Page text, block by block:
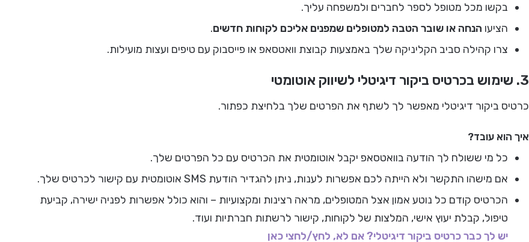
בקשו מכל מטופל לספר לחברים ולמשפחה עליך.
הציעו הנחה או שובר הטבה למטופלים שמפנים אליכם לקוחות חדשים.
צרו קהילה סביב הקליניקה שלך באמצעות קבוצת וואטסאפ או פייסבוק עם טיפים ועצות מועילות.
3. שימוש בכרטיס ביקור דיגיטלי לשיווק אוטומטי
כרטיס ביקור דיגיטלי מאפשר לך לשתף את הפרטים שלך בלחיצת כפתור.
איך הוא עובד?
כל מי ששולח לך הודעה בוואטסאפ יקבל אוטומטית את הכרטיס עם כל הפרטים שלך.
אם מישהו התקשר ולא הייתה לכם אפשרות לענות, ניתן להגדיר הודעת SMS אוטומטית עם קישור לכרטיס שלך.
הכרטיס קודם כל נוטע אמון אצל המטופלים, מראה רצינות ומקצועיות – והוא כולל אפשרות לפניה ישירה, קביעת
טיפול, קבלת יעוץ אישי, המלצות של לקוחות, קישור לרשתות חברתיות ועוד.
יש לך כבר כרטיס ביקור דיגיטלי? אם לא, לחץ/לחצי כאן